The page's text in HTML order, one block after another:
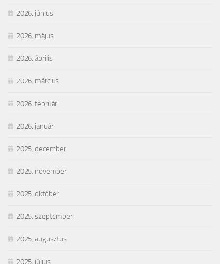
2026. június
2026. május
2026. április
2026. március
2026. február
2026. január
2025. december
2025. november
2025. október
2025. szeptember
2025. augusztus
2025. július